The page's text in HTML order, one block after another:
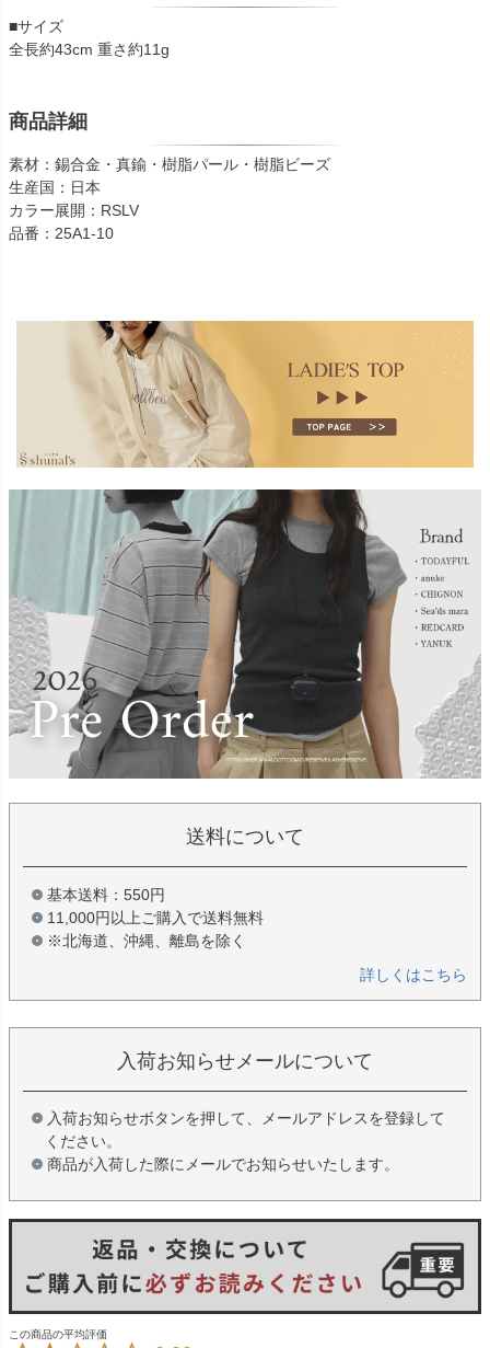
■サイズ
全長約43cm 重さ約11g
商品詳細
素材：錫合金・真鍮・樹脂パール・樹脂ビーズ
生産国：日本
カラー展開：RSLV
品番：25A1-10
送料について
基本送料：550円
11,000円以上ご購入で送料無料
※北海道、沖縄、離島を除く
詳しくはこちら
入荷お知らせメールについて
入荷お知らせボタンを押して、メールアドレスを登録して
ください。
商品が入荷した際にメールでお知らせいたします。